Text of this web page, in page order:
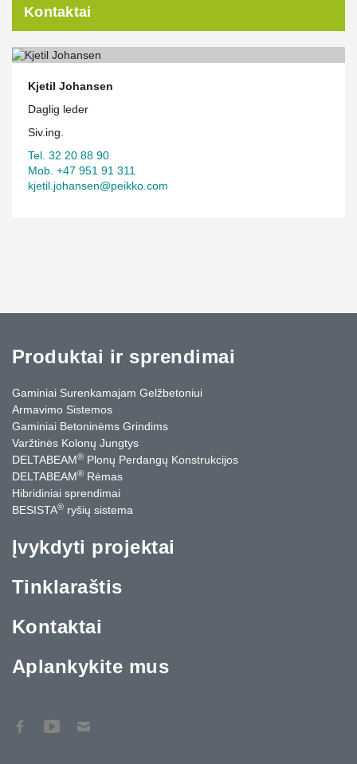
Kontaktai
Kjetil Johansen
Daglig leder
Siv.ing.
Tel. 32 20 88 90
Mob. +47 951 91 311
kjetil.johansen@peikko.com
Produktai ir sprendimai
Gaminiai Surenkamajam Gelžbetoniui
Armavimo Sistemos
Gaminiai Betoninėms Grindims
Varžtinės Kolonų Jungtys
DELTABEAM® Plonų Perdangų Konstrukcijos
DELTABEAM® Rėmas
Hibridiniai sprendimai
BESISTA® ryšių sistema
Įvykdyti projektai
Tinklaraštis
Kontaktai
Aplankykite mus